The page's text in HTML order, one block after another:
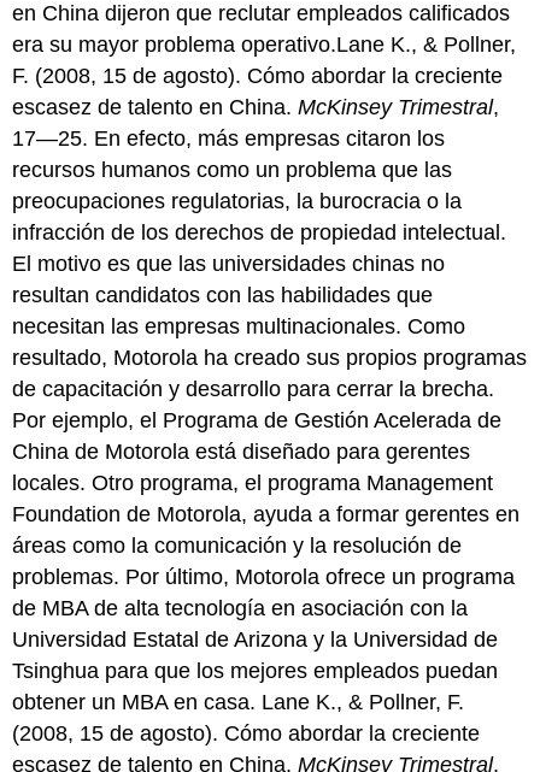
en China dijeron que reclutar empleados calificados
era su mayor problema operativo.Lane K., & Pollner,
F. (2008, 15 de agosto). Cómo abordar la creciente
escasez de talento en China.McKinsey Trimestral,
17—25. En efecto, más empresas citaron los
recursos humanos como un problema que las
preocupaciones regulatorias, la burocracia o la
infracción de los derechos de propiedad intelectual.
El motivo es que las universidades chinas no
resultan candidatos con las habilidades que
necesitan las empresas multinacionales. Como
resultado, Motorola ha creado sus propios programas
de capacitación y desarrollo para cerrar la brecha.
Por ejemplo, el Programa de Gestión Acelerada de
China de Motorola está diseñado para gerentes
locales. Otro programa, el programa Management
Foundation de Motorola, ayuda a formar gerentes en
áreas como la comunicación y la resolución de
problemas. Por último, Motorola ofrece un programa
de MBA de alta tecnología en asociación con la
Universidad Estatal de Arizona y la Universidad de
Tsinghua para que los mejores empleados puedan
obtener un MBA en casa. Lane K., & Pollner, F.
(2008, 15 de agosto). Cómo abordar la creciente
escasez de talento en China.McKinsey Trimestral,